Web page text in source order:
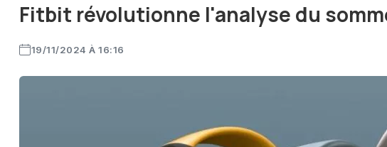
Fitbit révolutionne l'analyse du
19/11/2024 À 16:16